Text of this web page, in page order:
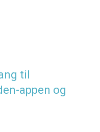
til
appen og